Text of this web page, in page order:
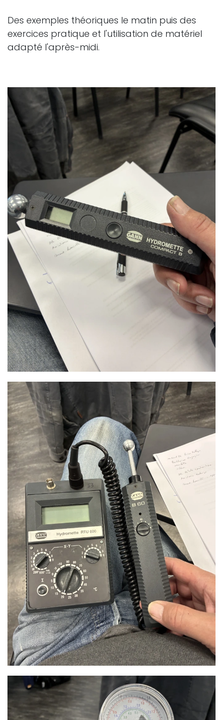
Des exemples théoriques le matin puis des
exercices pratique et l'utilisation de matériel
adapté l'après-midi.